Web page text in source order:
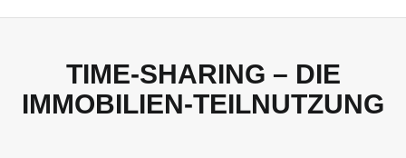
TIME-SHARING – DIE
IMMOBILIEN-TEILNUTZUNG